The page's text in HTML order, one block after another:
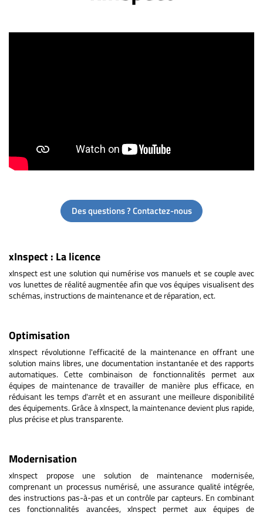
Des questions ? Contactez-nous
xInspect : La licence
xInspect est une solution qui numérise vos manuels et se couple avec
vos lunettes de réalité augmentée afin que vos équipes visualisent des
schémas, instructions de maintenance et de réparation, ect.
Optimisation
xInspect révolutionne l'efficacité de la maintenance en offrant une
solution mains libres, une documentation instantanée et des rapports
automatiques. Cette combinaison de fonctionnalités permet aux
équipes de maintenance de travailler de manière plus efficace, en
réduisant les temps d'arrêt et en assurant une meilleure disponibilité
des équipements. Grâce à xInspect, la maintenance devient plus rapide,
plus précise et plus transparente.
Modernisation
xInspect propose une solution de maintenance modernisée,
comprenant un processus numérisé, une assurance qualité intégrée,
des instructions pas-à-pas et un contrôle par capteurs. En combinant
ces fonctionnalités avancées, xInspect permet aux équipes de